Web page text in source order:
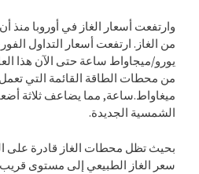
وارتفعت أسعار الغاز في أوروبا
يورو/ميجاواط ساعة حتى الآن هذا
ميغاواط.ساعة, مما يضاعف ثلاثة
الشمسية الجديدة.
بحيث تظل محطات الغاز قادرة على